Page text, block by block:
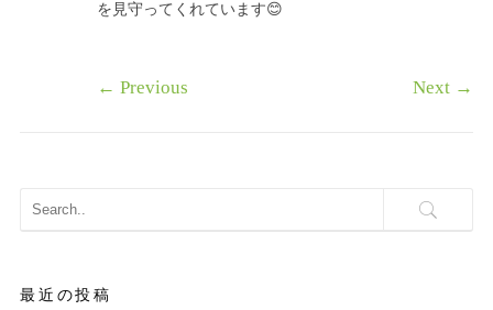
を見守ってくれています😊
← Previous Next →
最近の投稿